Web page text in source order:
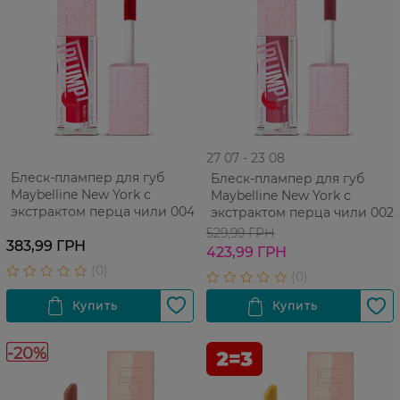
Блеск-плампер для губ
Maybelline New York с
экстрактом перца чили 004
383,99 ГРН
27 07 - 23 08
Блеск-плампер для губ
Maybelline New York с
экстрактом перца чили 002
529,99 ГРН
423,99 ГРН
-20%